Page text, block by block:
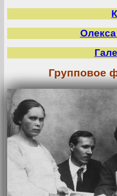
К
Групповое